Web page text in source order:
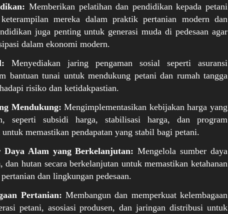
Memberikan pelatihan dan pendidikan kepada petani
mereka dalam praktik pertanian modern dan
juga penting untuk generasi muda di pedesaan agar
dalam ekonomi modern.
Menyediakan jaring pengaman sosial seperti asuransi
bantuan tunai untuk mendukung petani dan rumah tangga
risiko dan ketidakpastian.
Mendukung: Mengimplementasikan kebijakan harga yang
seperti subsidi harga, stabilisasi harga, dan program
memastikan pendapatan yang stabil bagi petani.
Daya Alam yang Berkelanjutan: Mengelola sumber daya
dan hutan secara berkelanjutan untuk memastikan ketahanan
dan lingkungan pedesaan.
Pertanian: Membangun dan memperkuat kelembagaan
petani, asosiasi produsen, dan jaringan distribusi untuk